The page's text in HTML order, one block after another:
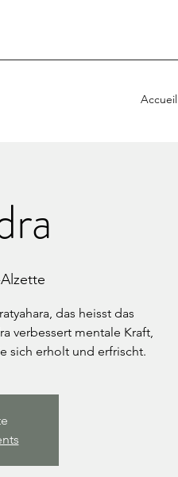
Accueil
das heisst das
verbessert mentale Kraft,
sich erholt und erfrischt.